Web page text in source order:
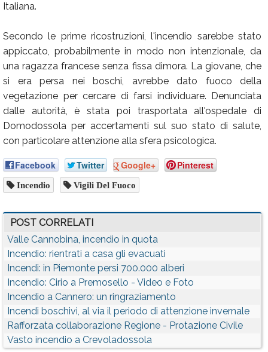
Italiana.
Secondo le prime ricostruzioni, l'incendio sarebbe stato
appiccato, probabilmente in modo non intenzionale, da
una ragazza francese senza fissa dimora. La giovane, che
si era persa nei boschi, avrebbe dato fuoco della
vegetazione per cercare di farsi individuare. Denunciata
dalle autorità, è stata poi trasportata all'ospedale di
Domodossola per accertamenti sul suo stato di salute,
con particolare attenzione alla sfera psicologica.
Facebook Twitter Google+ Pinterest
Incendio Vigili Del Fuoco
POST CORRELATI
Valle Cannobina, incendio in quota
Incendio: rientrati a casa gli evacuati
Incendi: in Piemonte persi 700.000 alberi
Incendio: Cirio a Premosello - Video e Foto
Incendio a Cannero: un ringraziamento
Incendi boschivi, al via il periodo di attenzione invernale
Rafforzata collaborazione Regione - Protazione Civile
Vasto incendio a Crevoladossola